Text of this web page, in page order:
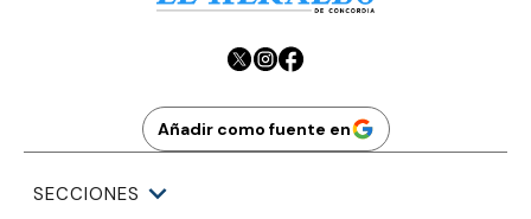
Añadir como fuente en
SECCIONES